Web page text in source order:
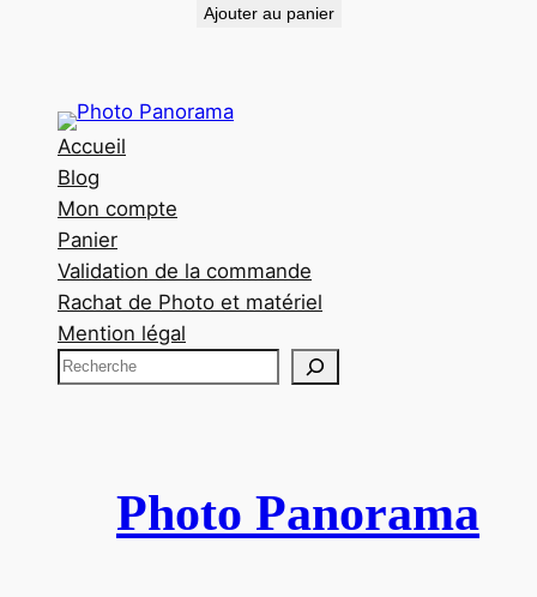
Ajouter au panier
Accueil
Blog
Mon compte
Panier
Validation de la commande
Rachat de Photo et matériel
Mention légal
R
Photo Panorama